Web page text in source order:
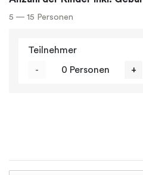
5 — 15 Personen
Teilnehmer
- 0 Personen +